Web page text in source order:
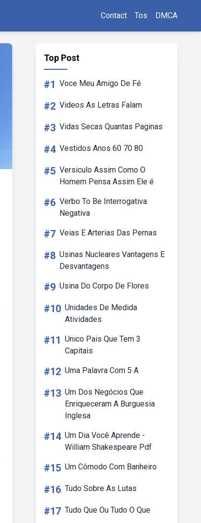
Contact Tos DMCA
Top Post
#1 Voce Meu Amigo De Fé
#2 Videos As Letras Falam
#3 Vidas Secas Quantas Paginas
#4 Vestidos Anos 60 70 80
#5 Versiculo Assim Como O
Homem Pensa Assim Ele é
#6 Verbo To Be Interrogativa
Negativa
#7 Veias E Arterias Das Pernas
#8 Usinas Nucleares Vantagens E
Desvantagens
#9 Usina Do Corpo De Flores
#10 Unidades De Medida
Atividades
#11 Unico Pais Que Tem 3
Capitais
#12 Uma Palavra Com 5 A
#13 Um Dos Negócios Que
Enriqueceram A Burguesia
Inglesa
#14 Um Dia Você Aprende -
William Shakespeare Pdf
#15 Um Cômodo Com Banheiro
#16 Tudo Sobre As Lutas
#17 Tudo Que Ou Tudo O Que